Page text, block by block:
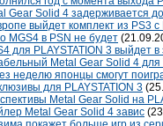
Gear Solid 4 задерживается
выйдет комплект из PS3
MGS4 в PSN не будет
для PLAYSTATION 3 выйдет в
Metal Gear Solid 4
неделю японцы смогут
для PLAYSTATION 3
Metal Gear Solid на
Metal Gear Solid 4 завис